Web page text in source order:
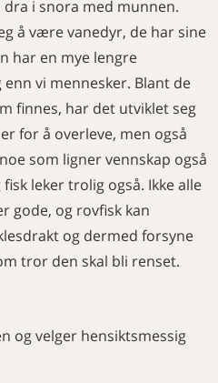
i snora med munnen.
å være vanedyr, de har sine
har en mye lengre
vi mennesker. Blant de
finnes, har det utviklet seg
for å overleve, men også
som ligner vennskap også
leker trolig også. Ikke alle
gode, og rovfisk kan
og dermed forsyne
tror den skal bli renset.
og velger hensiktsmessig